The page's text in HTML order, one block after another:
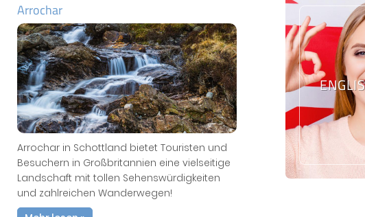
Arrochar
Arrochar in Schottland bietet Touristen und
Besuchern in Großbritannien eine vielseitige
Landschaft mit tollen Sehenswürdigkeiten
und zahlreichen Wanderwegen!